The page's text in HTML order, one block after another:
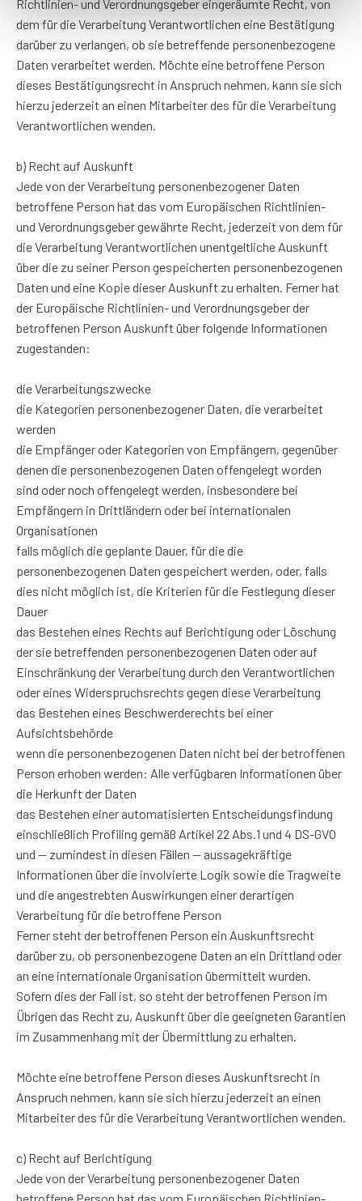
Richtlinien- und Verordnungsgeber eingeräumte Recht, von
dem für die Verarbeitung Verantwortlichen eine Bestätigung
darüber zu verlangen, ob sie betreffende personenbezogene
Daten verarbeitet werden. Möchte eine betroffene Person
dieses Bestätigungsrecht in Anspruch nehmen, kann sie sich
hierzu jederzeit an einen Mitarbeiter des für die Verarbeitung
Verantwortlichen wenden.
b) Recht auf Auskunft
Jede von der Verarbeitung personenbezogener Daten
betroffene Person hat das vom Europäischen Richtlinien-
und Verordnungsgeber gewährte Recht, jederzeit von dem für
die Verarbeitung Verantwortlichen unentgeltliche Auskunft
über die zu seiner Person gespeicherten personenbezogenen
Daten und eine Kopie dieser Auskunft zu erhalten. Ferner hat
der Europäische Richtlinien- und Verordnungsgeber der
betroffenen Person Auskunft über folgende Informationen
zugestanden:
die Verarbeitungszwecke
die Kategorien personenbezogener Daten, die verarbeitet
werden
die Empfänger oder Kategorien von Empfängern, gegenüber
denen die personenbezogenen Daten offengelegt worden
sind oder noch offengelegt werden, insbesondere bei
Empfängern in Drittländern oder bei internationalen
Organisationen
falls möglich die geplante Dauer, für die die
personenbezogenen Daten gespeichert werden, oder, falls
dies nicht möglich ist, die Kriterien für die Festlegung dieser
Dauer
das Bestehen eines Rechts auf Berichtigung oder Löschung
der sie betreffenden personenbezogenen Daten oder auf
Einschränkung der Verarbeitung durch den Verantwortlichen
oder eines Widerspruchsrechts gegen diese Verarbeitung
das Bestehen eines Beschwerderechts bei einer
Aufsichtsbehörde
wenn die personenbezogenen Daten nicht bei der betroffenen
Person erhoben werden: Alle verfügbaren Informationen über
die Herkunft der Daten
das Bestehen einer automatisierten Entscheidungsfindung
einschließlich Profiling gemäß Artikel 22 Abs.1 und 4 DS-GVO
und — zumindest in diesen Fällen — aussagekräftige
Informationen über die involvierte Logik sowie die Tragweite
und die angestrebten Auswirkungen einer derartigen
Verarbeitung für die betroffene Person
Ferner steht der betroffenen Person ein Auskunftsrecht
darüber zu, ob personenbezogene Daten an ein Drittland oder
an eine internationale Organisation übermittelt wurden.
Sofern dies der Fall ist, so steht der betroffenen Person im
Übrigen das Recht zu, Auskunft über die geeigneten Garantien
im Zusammenhang mit der Übermittlung zu erhalten.
Möchte eine betroffene Person dieses Auskunftsrecht in
Anspruch nehmen, kann sie sich hierzu jederzeit an einen
Mitarbeiter des für die Verarbeitung Verantwortlichen wenden.
c) Recht auf Berichtigung
Jede von der Verarbeitung personenbezogener Daten